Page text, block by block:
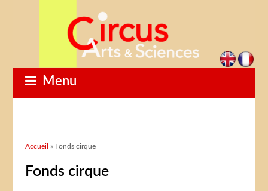
Menu
Vous êtes ici
Accueil » Fonds cirque
Fonds cirque